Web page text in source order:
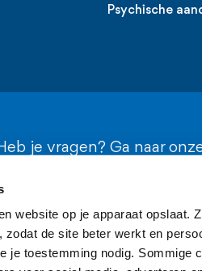
website op je apparaat opslaat.
de site beter werkt en
je toestemming nodig. Sommige
Psychische
je vragen? Ga naar